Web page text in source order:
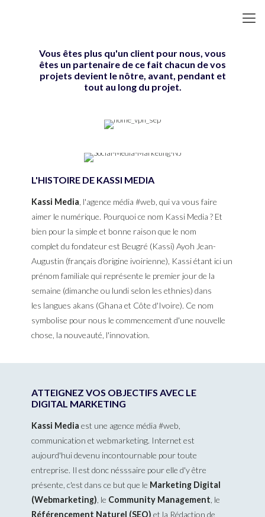
Vous êtes plus qu'un client pour nous, vous
êtes un partenaire de ce fait chacun de vos
projets devient le nôtre, avant, pendant et
tout au long du projet.
L'HISTOIRE DE KASSI MEDIA
Kassi Media , l'agence média #web, qui va vous faire
aimer le numérique. Pourquoi ce nom Kassi Media ? Et
bien pour la simple et bonne raison que le nom
complet du fondateur est Beugré (Kassi) Ayoh Jean-
Augustin (français d'origine ivoirienne), Kassi étant ici un
prénom familiale qui représente le premier jour de la
semaine (dimanche ou lundi selon les ethnies) dans
les langues akans (Ghana et Côte d'Ivoire). Ce nom
symbolise pour nous le commencement d'une nouvelle
chose, la nouveauté, l'innovation.
ATTEIGNEZ VOS OBJECTIFS AVEC LE
DIGITAL MARKETING
Kassi Media est une agence média #web,
communication et webmarketing. Internet est
aujourd'hui devenu incontournable pour toute
entreprise. Il est donc nésssaire pour elle d'y être
présente, c'est dans ce but que le Marketing Digital
(Webmarketing) , le Community Management , le
Référencement Naturel (SEO) et la Rédaction de